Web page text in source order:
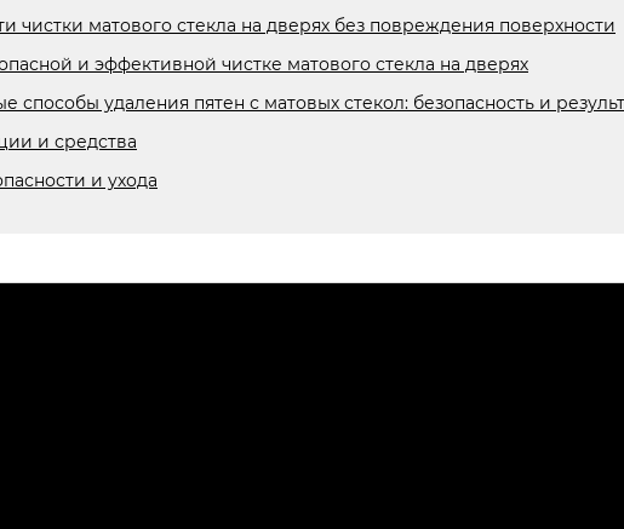
чистки матового стекла на дверях без повреждения поверхности
и эффективной чистке матового стекла на дверях
удаления пятен с матовых стекол: безопасность и
и средства
и ухода